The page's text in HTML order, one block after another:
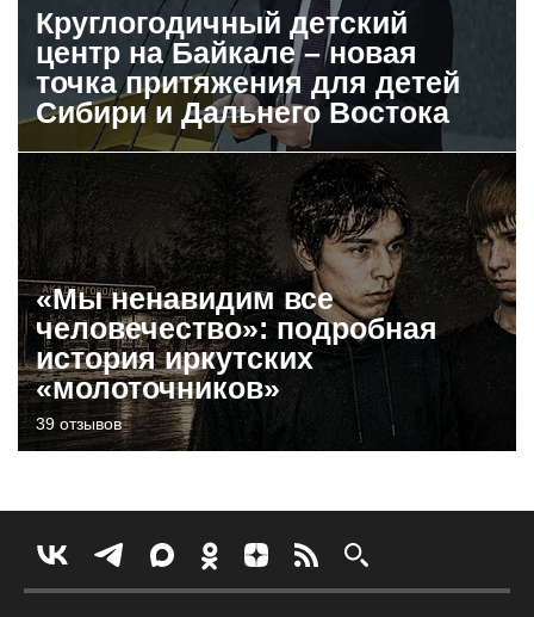
Круглогодичный детский
центр на Байкале – новая
точка притяжения для детей
Сибири и Дальнего Востока
«Мы ненавидим все
человечество»: подробная
история иркутских
«молоточников»
39 отзывов